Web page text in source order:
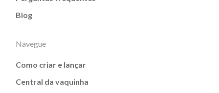
Blog
Navegue
Como criar e lançar
Central da vaquinha